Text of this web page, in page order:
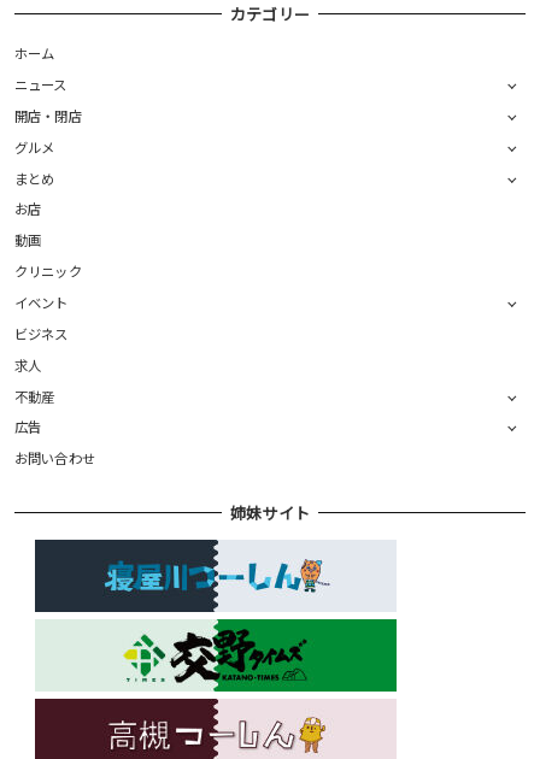
カテゴリー
ホーム
ニュース
開店・閉店
グルメ
まとめ
お店
動画
クリニック
イベント
ビジネス
求人
不動産
広告
お問い合わせ
姉妹サイト